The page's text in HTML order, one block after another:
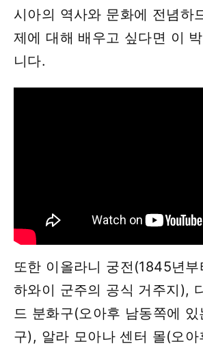
시아의 역사와 문화에 전념하
제에 대해 배우고 싶다면 이
니다.
또한 이올라니 궁전(1845년
하와이 군주의 공식 거주지),
드 분화구(오아후 남동쪽에
구), 알라 모아나 센터 몰(오